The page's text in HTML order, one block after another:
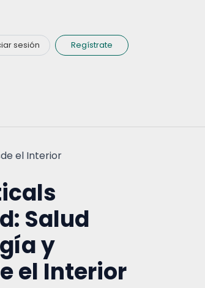
sesión Regístrate
el Interior
Salud
y
el Interior